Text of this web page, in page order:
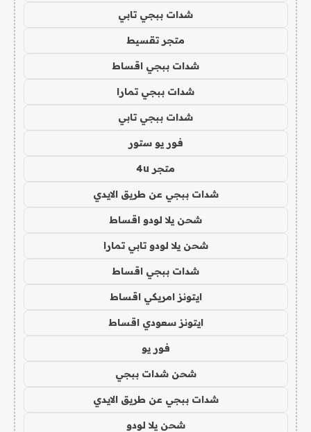
شدات ببجي تابي
متجر تقسيط
شدات ببجي اقساط
شدات ببجي تمارا
شدات ببجي تابي
فور يو ستور
متجر 4u
شدات ببجي عن طريق الايدي
شحن يلا لودو اقساط
شحن يلا لودو تابي تمارا
شدات ببجي اقساط
ايتونز امريكي اقساط
ايتونز سعودي اقساط
فور يو
شحن شدات ببجي
شدات ببجي عن طريق الايدي
شحن يلا لودو